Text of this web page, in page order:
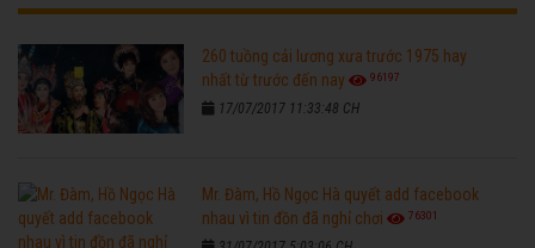
260 tuồng cải lương xưa trước 1975 hay
nhất từ trước đến nay
96197
17/07/2017 11:33:48 CH
Mr. Đàm, Hồ Ngọc Hà quyết add facebook
nhau vì tin đồn đã nghỉ chơi
76301